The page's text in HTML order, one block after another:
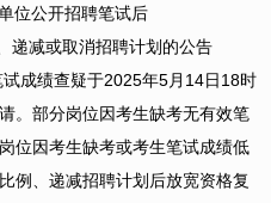
位公开招聘笔试后
递减或取消招聘计划的公告
成绩查疑于2025年5月14日18时
。部分岗位因考生缺考无有效笔
位因考生缺考或考生笔试成绩低
例、递减招聘计划后放宽资格复